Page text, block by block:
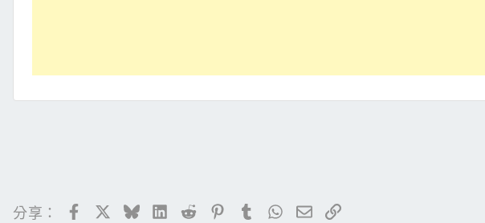
分享： FacebookBlueskyLinkedIn
RedditPinterestTumblrWhatsApp
電子郵件
連結